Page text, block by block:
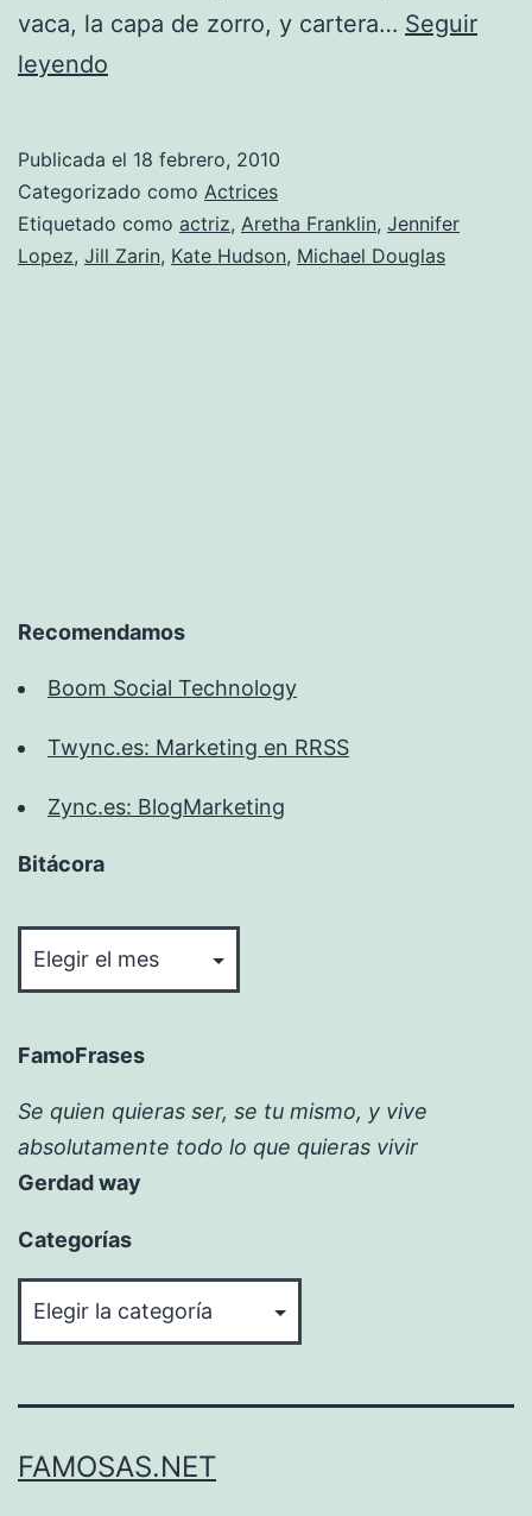
vaca, la capa de zorro, y cartera… Seguir
leyendo
Zeta-
Jones,
la
Publicada el 18 febrero, 2010
Categorizado como Actrices
Etiquetado como actriz, Aretha Franklin, Jennifer
Lopez, Jill Zarin, Kate Hudson, Michael Douglas
Recomendamos
Boom Social Technology
Twync.es: Marketing en RRSS
Zync.es: BlogMarketing
Bitácora
FamoFrases
Se quien quieras ser, se tu mismo, y vive
absolutamente todo lo que quieras vivir
Gerdad way
Categorías
FAMOSAS.NET